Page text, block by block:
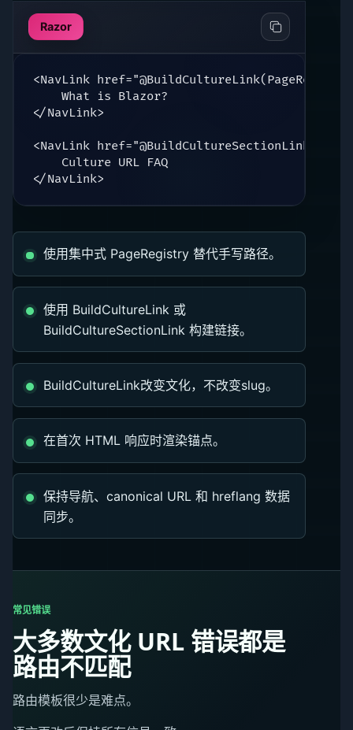
Razor
<NavLink
    What is Blazor?
</NavLink>
<NavLink
    Culture URL FAQ
</NavLink>
使用集中式 PageRegistry 替代手写路径。
使用 BuildCultureLink 或
BuildCultureSectionLink 构建链接。
BuildCultureLink改变文化，不改变slug。
在首次 HTML 响应时渲染锚点。
保持导航、canonical URL 和 hreflang 数据
同步。
常见错误
大多数文化 URL 错误都是
路由不匹配
路由模板很少是难点。